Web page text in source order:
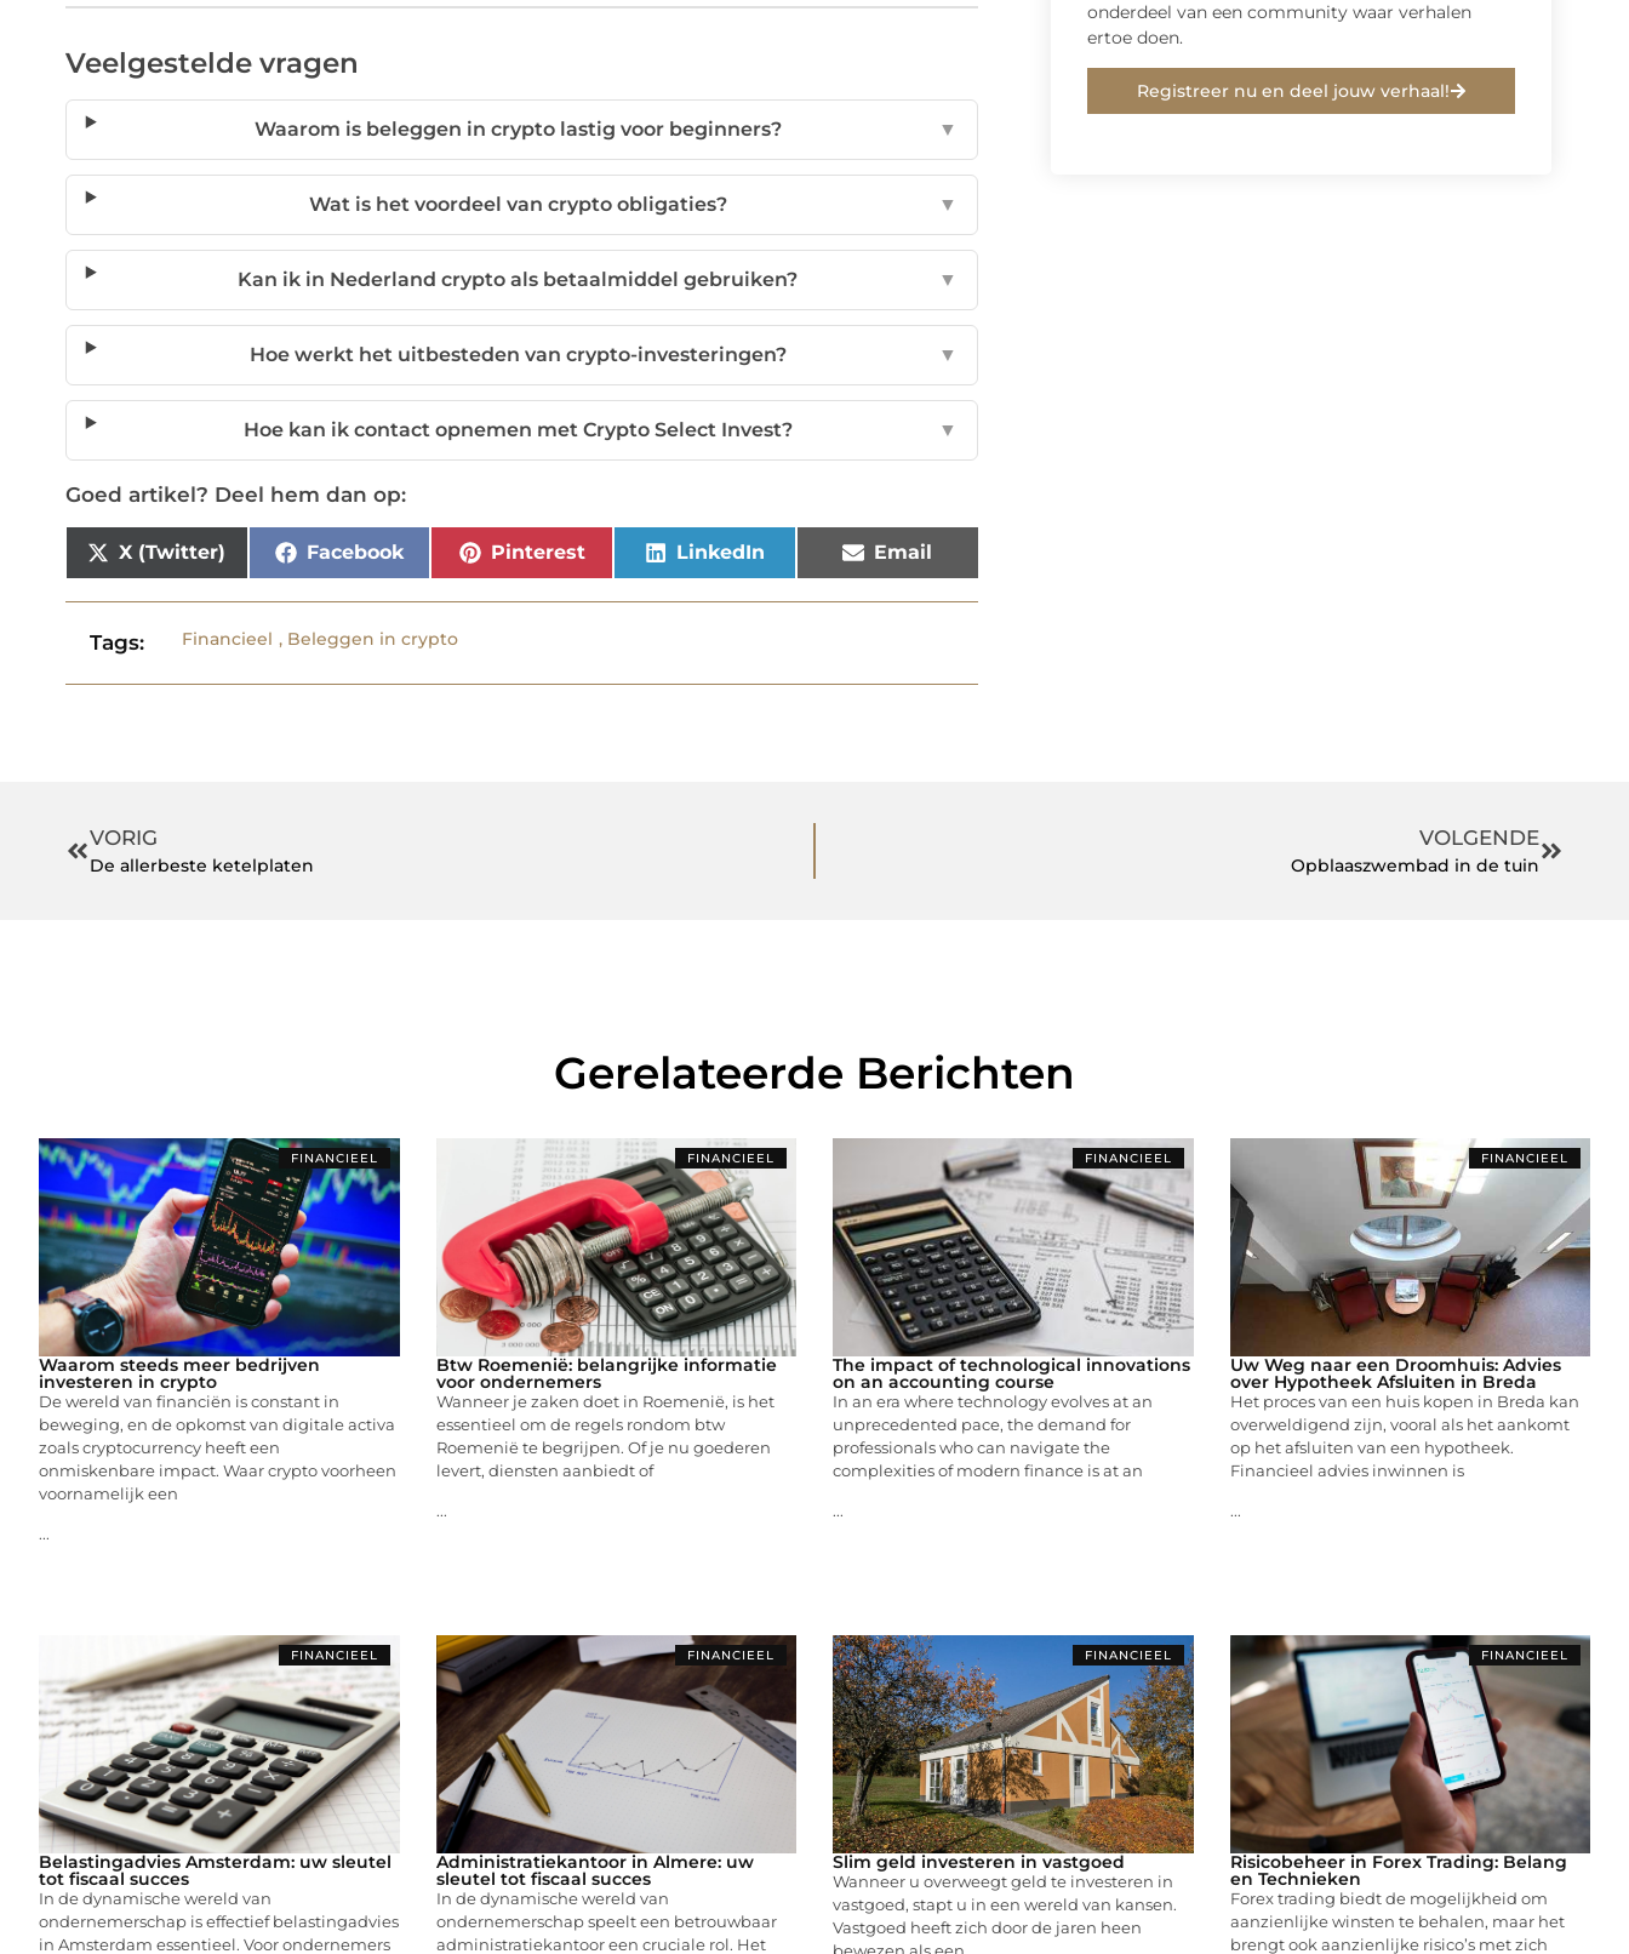
Veelgestelde vragen
Waarom is beleggen in crypto lastig voor beginners? ▼
Wat is het voordeel van crypto obligaties? ▼
Kan ik in Nederland crypto als betaalmiddel gebruiken? ▼
Hoe werkt het uitbesteden van crypto-investeringen? ▼
Hoe kan ik contact opnemen met Crypto Select Invest? ▼
Goed artikel? Deel hem dan op:
X (Twitter) Facebook Pinterest LinkedIn Email
Tags: Financieel , Beleggen in crypto
onderdeel van een community waar verhalen
ertoe doen.
Registreer nu en deel jouw verhaal!
VORIG
De allerbeste ketelplaten
VOLGENDE
Opblaaszwembad in de tuin
Gerelateerde Berichten
FINANCIEEL
Waarom steeds meer bedrijven
investeren in crypto
De wereld van financiën is constant in
beweging, en de opkomst van digitale activa
zoals cryptocurrency heeft een
onmiskenbare impact. Waar crypto voorheen
voornamelijk een
...
FINANCIEEL
Btw Roemenië: belangrijke informatie
voor ondernemers
Wanneer je zaken doet in Roemenië, is het
essentieel om de regels rondom btw
Roemenië te begrijpen. Of je nu goederen
levert, diensten aanbiedt of
...
FINANCIEEL
The impact of technological innovations
on an accounting course
In an era where technology evolves at an
unprecedented pace, the demand for
professionals who can navigate the
complexities of modern finance is at an
...
FINANCIEEL
Uw Weg naar een Droomhuis: Advies
over Hypotheek Afsluiten in Breda
Het proces van een huis kopen in Breda kan
overweldigend zijn, vooral als het aankomt
op het afsluiten van een hypotheek.
Financieel advies inwinnen is
...
FINANCIEEL
Belastingadvies Amsterdam: uw sleutel
tot fiscaal succes
In de dynamische wereld van
ondernemerschap is effectief belastingadvies
in Amsterdam essentieel. Voor ondernemers
FINANCIEEL
Administratiekantoor in Almere: uw
sleutel tot fiscaal succes
In de dynamische wereld van
ondernemerschap speelt een betrouwbaar
administratiekantoor een cruciale rol. Het
FINANCIEEL
Slim geld investeren in vastgoed
Wanneer u overweegt geld te investeren in
vastgoed, stapt u in een wereld van kansen.
Vastgoed heeft zich door de jaren heen
bewezen als een
FINANCIEEL
Risicobeheer in Forex Trading: Belang
en Technieken
Forex trading biedt de mogelijkheid om
aanzienlijke winsten te behalen, maar het
brengt ook aanzienlijke risico’s met zich